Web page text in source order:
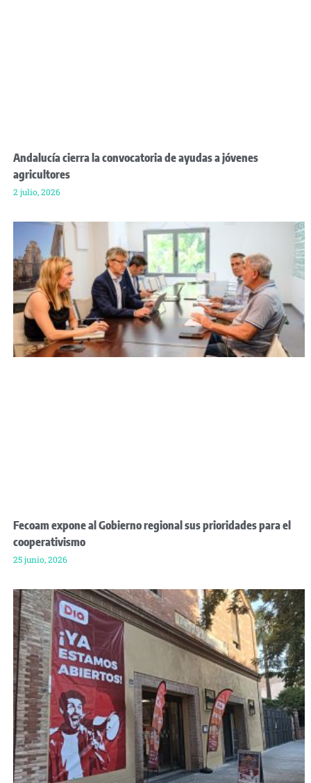
Andalucía cierra la convocatoria de ayudas a jóvenes
agricultores
2 julio, 2026
Fecoam expone al Gobierno regional sus prioridades para el
cooperativismo
25 junio, 2026